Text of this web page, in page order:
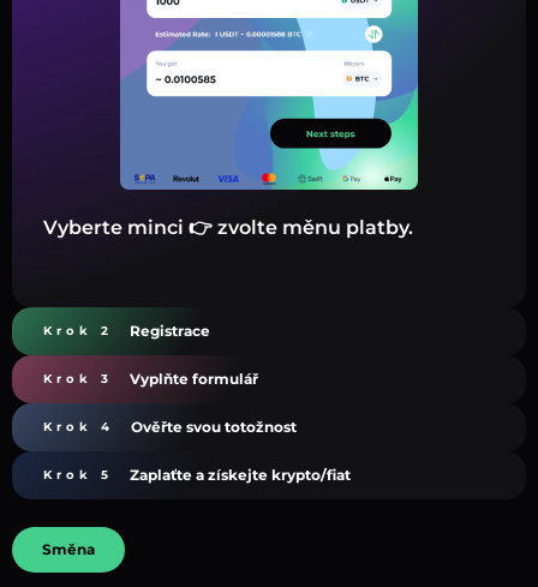
Vyberte minci 👉 zvolte měnu platby.
Krok 2 Registrace
Krok 3 Vyplňte formulář
Krok 4 Ověřte svou totožnost
Krok 5 Zaplaťte a získejte krypto/fiat
Směna